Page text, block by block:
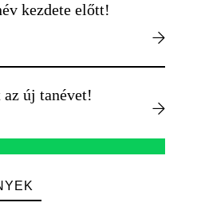
kezdete előtt!
új tanévet!